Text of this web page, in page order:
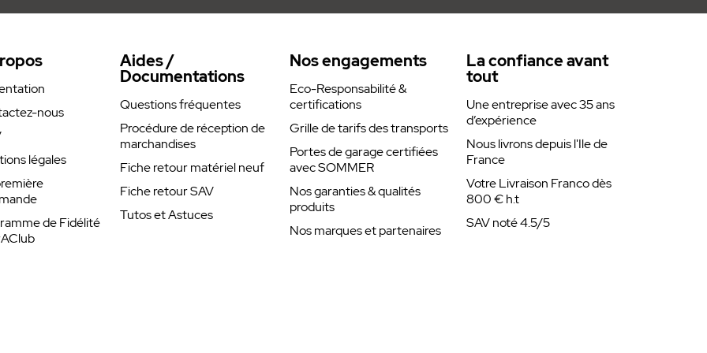
10 appels par jour.
max. vers un récepteur,
plusieurs récepteurs et émetteurs,
radio PMR
43300, 43305, 43310, 43315, 43410,
nous
légales
de Fidélité
Aides /
Documentations
Questions fréquentes
Procédure de réception de
marchandises
Fiche retour matériel neuf
Fiche retour SAV
Tutos et Astuces
Nos engagements
Eco-Responsabilité &
certifications
Grille de tarifs des transports
Portes de garage certifiées
avec SOMMER
Nos garanties & qualités
produits
Nos marques et partenaires
La confiance avant
tout
Une entreprise avec 35 ans
d’expérience
Nous livrons depuis l'Ile de
France
Votre Livraison Franco dès
800 € h.t
SAV noté 4.5/5